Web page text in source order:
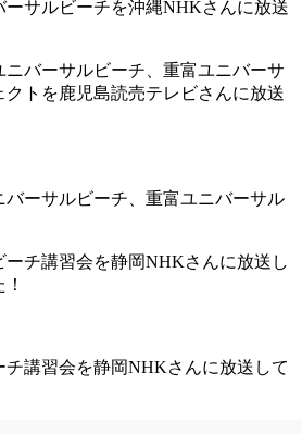
ーサルビーチを沖縄NHKさんに放送
バーサルビーチ、重富ユニバーサル
チ講習会を静岡NHKさんに放送して